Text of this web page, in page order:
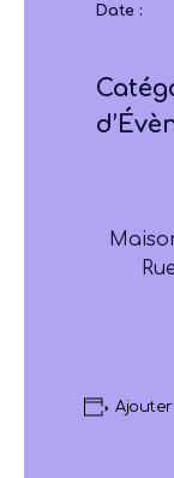
Date :